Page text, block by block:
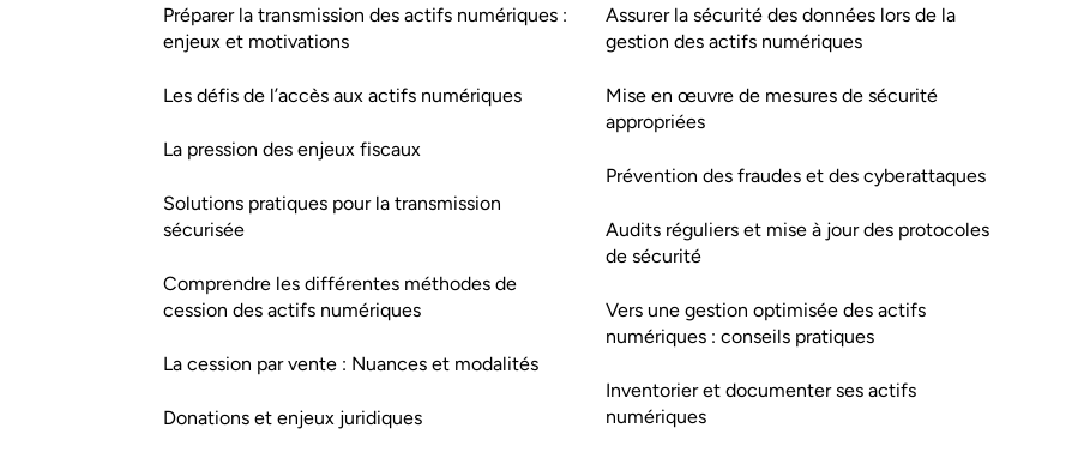
Préparer la transmission des actifs numériques :
enjeux et motivations
Les défis de l’accès aux actifs numériques
La pression des enjeux fiscaux
Solutions pratiques pour la transmission
sécurisée
Comprendre les différentes méthodes de
cession des actifs numériques
La cession par vente : Nuances et modalités
Donations et enjeux juridiques
Assurer la sécurité des données lors de la
gestion des actifs numériques
Mise en œuvre de mesures de sécurité
appropriées
Prévention des fraudes et des cyberattaques
Audits réguliers et mise à jour des protocoles
de sécurité
Vers une gestion optimisée des actifs
numériques : conseils pratiques
Inventorier et documenter ses actifs
numériques